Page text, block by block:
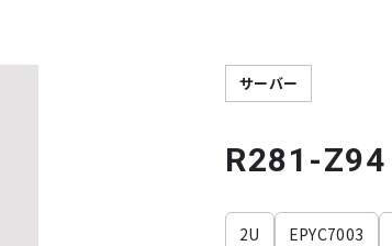
サーバー
R281-
2U EPYC7003